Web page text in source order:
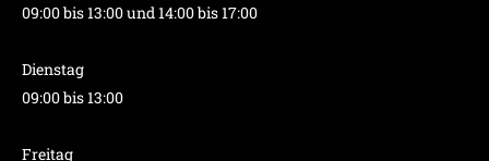
09:00 bis 13:00 und 14:00 bis 17:00
Dienstag
09:00 bis 13:00
Freitag